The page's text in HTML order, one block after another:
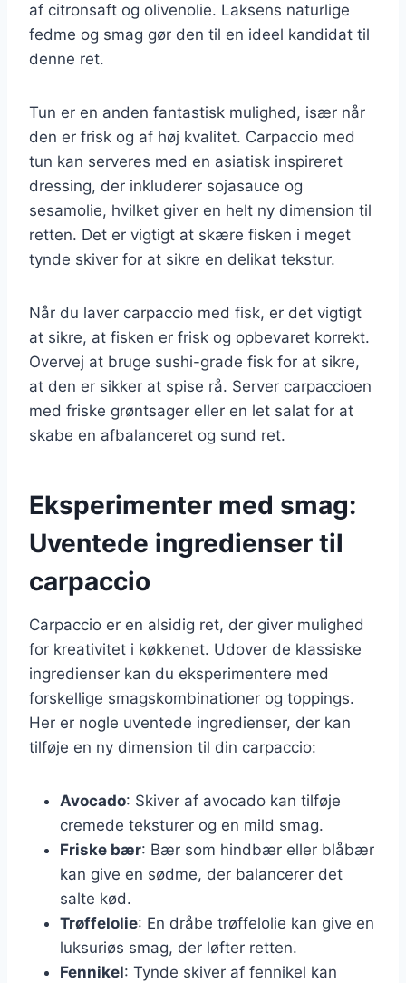
af citronsaft og olivenolie. Laksens naturlige
fedme og smag gør den til en ideel kandidat til
denne ret.
Tun er en anden fantastisk mulighed, især når
den er frisk og af høj kvalitet. Carpaccio med
tun kan serveres med en asiatisk inspireret
dressing, der inkluderer sojasauce og
sesamolie, hvilket giver en helt ny dimension til
retten. Det er vigtigt at skære fisken i meget
tynde skiver for at sikre en delikat tekstur.
Når du laver carpaccio med fisk, er det vigtigt
at sikre, at fisken er frisk og opbevaret korrekt.
Overvej at bruge sushi-grade fisk for at sikre,
at den er sikker at spise rå. Server carpaccioen
med friske grøntsager eller en let salat for at
skabe en afbalanceret og sund ret.
Eksperimenter med smag:
Uventede ingredienser til
carpaccio
Carpaccio er en alsidig ret, der giver mulighed
for kreativitet i køkkenet. Udover de klassiske
ingredienser kan du eksperimentere med
forskellige smagskombinationer og toppings.
Her er nogle uventede ingredienser, der kan
tilføje en ny dimension til din carpaccio:
Avocado: Skiver af avocado kan tilføje
cremede teksturer og en mild smag.
Friske bær: Bær som hindbær eller blåbær
kan give en sødme, der balancerer det
salte kød.
Trøffelolie: En dråbe trøffelolie kan give en
luksuriøs smag, der løfter retten.
Fennikel: Tynde skiver af fennikel kan